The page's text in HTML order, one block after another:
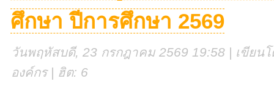
ศึกษา ปีการศึกษา 2569
วันพฤหัสบดี, 23 กรกฎาคม 2569 19:58 | เขียน
องค์กร | ฮิต: 6